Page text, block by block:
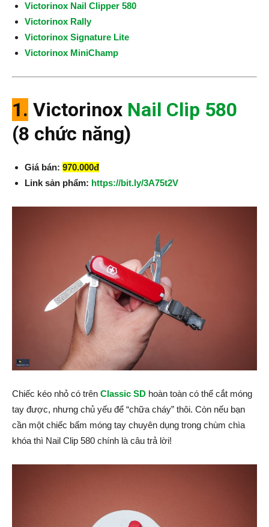
Victorinox Nail Clipper 580
Victorinox Rally
Victorinox Signature Lite
Victorinox MiniChamp
1. Victorinox Nail Clip 580
(8 chức năng)
Giá bán: 970.000đ
Link sản phẩm: https://bit.ly/3A75t2V
Chiếc kéo nhỏ có trên Classic SD hoàn toàn có thể cắt móng
tay được, nhưng chủ yếu để “chữa cháy” thôi. Còn nếu bạn
cần một chiếc bấm móng tay chuyên dụng trong chùm chìa
khóa thì Nail Clip 580 chính là câu trả lời!